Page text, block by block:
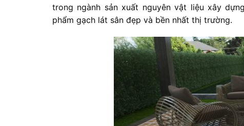
trong ngành sản xuất nguyên vật liệu xây
phẩm gạch lát sân đẹp và bền nhất thị trường.